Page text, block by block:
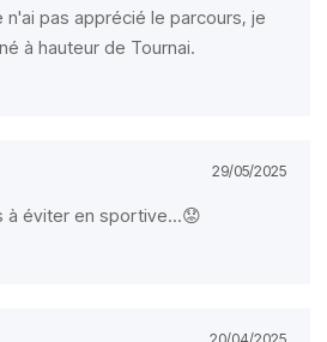
n'ai pas apprécié le parcours, je
à hauteur de Tournai.
29/05/2025
à éviter en sportive...😟